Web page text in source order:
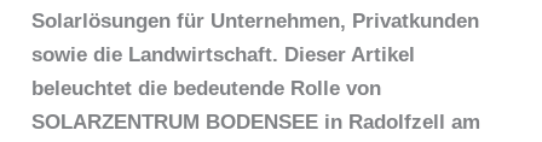
Solarlösungen für Unternehmen, Privatkunden
sowie die Landwirtschaft. Dieser Artikel
beleuchtet die bedeutende Rolle von
SOLARZENTRUM BODENSEE in Radolfzell am